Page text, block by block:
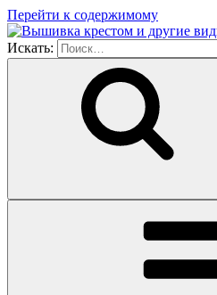
Перейти к содержимому
Искать: